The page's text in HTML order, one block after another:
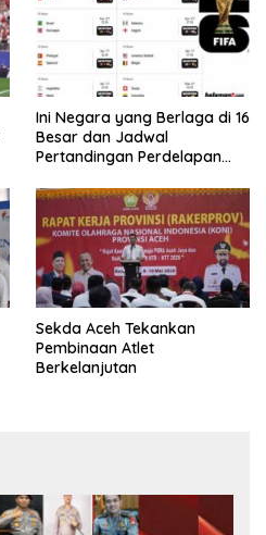
Ini Negara yang Berlaga di 16
Besar dan Jadwal
Pertandingan Perdelapan
Sekda Aceh Tekankan
Pembinaan Atlet
Berkelanjutan